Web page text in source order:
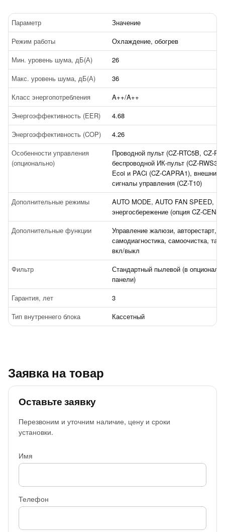
Параметр
Значение
Режим работы
Охлаждение, обогрев
Мин. уровень шума, дБ(А)
26
Макс. уровень шума, дБ(А)
36
Класс энергопотребления
A++/A++
Энергоэффективность (EER)
4.68
Энергоэффективность (COP)
4.26
Особенности управления
(опционально)
Проводной пульт (CZ-RTC5B, CZ-
беспроводной ИК-пульт (CZ-RWS3),
Ecoi и PACi (CZ-CAPRA1), внешние
сигналы управления (CZ-T10)
Дополнительные режимы
AUTO MODE, AUTO FAN SPEED,
энергосбережение (опция CZ-
Дополнительные функции
Управление жалюзи, авторестарт,
самодиагностика, самоочистка,
вкл/выкл
Фильтр
Стандартный пылевой (в
панели)
Гарантия, лет
3
Тип внутреннего блока
Кассетный
Заявка на товар
Оставьте заявку
Перезвоним и уточним наличие, цену и сроки
установки.
Имя
Телефон